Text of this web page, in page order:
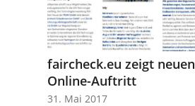
faircheck.eu zeigt neuen
Online-Auftritt
31. Mai 2017